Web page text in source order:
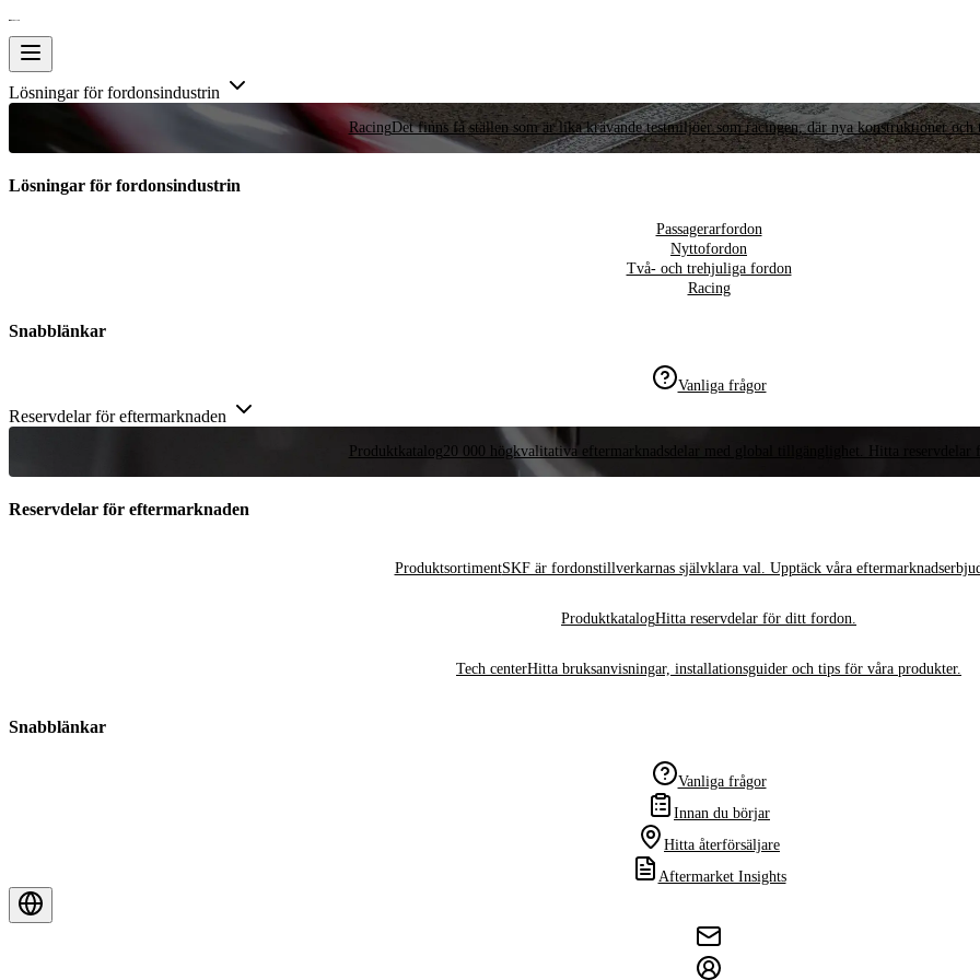
Lösningar för fordonsindustrin
RacingDet finns få ställen som är lika krävande testmiljöer som racingen, där nya konstruktioner och
Lösningar för fordonsindustrin
Passagerarfordon
Nyttofordon
Två- och trehjuliga fordon
Racing
Snabblänkar
Vanliga frågor
Reservdelar för eftermarknaden
Produktkatalog20 000 högkvalitativa eftermarknadsdelar med global tillgänglighet. Hitta reservdelar
Reservdelar för eftermarknaden
ProduktsortimentSKF är fordonstillverkarnas självklara val. Upptäck våra
ProduktkatalogHitta reservdelar för ditt fordon.
Tech centerHitta bruksanvisningar, installationsguider och tips för våra produkter.
Snabblänkar
Vanliga frågor
Innan du börjar
Hitta återförsäljare
Aftermarket Insights